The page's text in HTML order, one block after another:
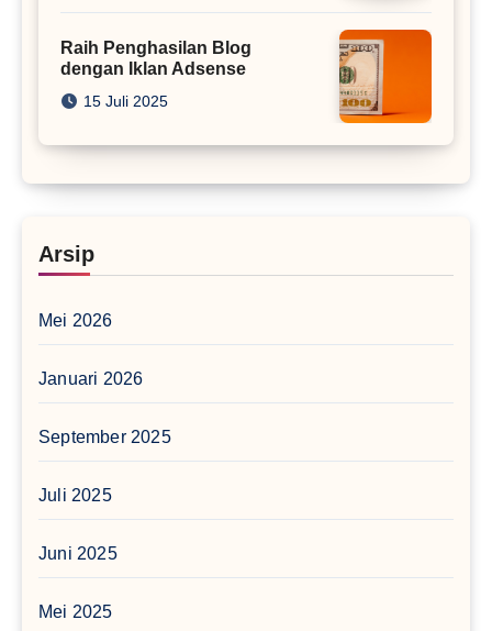
Raih Penghasilan Blog
dengan Iklan Adsense
15 Juli 2025
Arsip
Mei 2026
Januari 2026
September 2025
Juli 2025
Juni 2025
Mei 2025